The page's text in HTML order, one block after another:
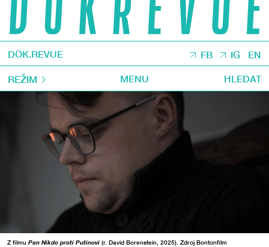
DOK.REVUE FB IG EN
REŽIM MENU HLEDAT
Z filmu Pan Nikdo proti Putinovi (r. David Borenstein, 2025). Zdroj Bontonfilm